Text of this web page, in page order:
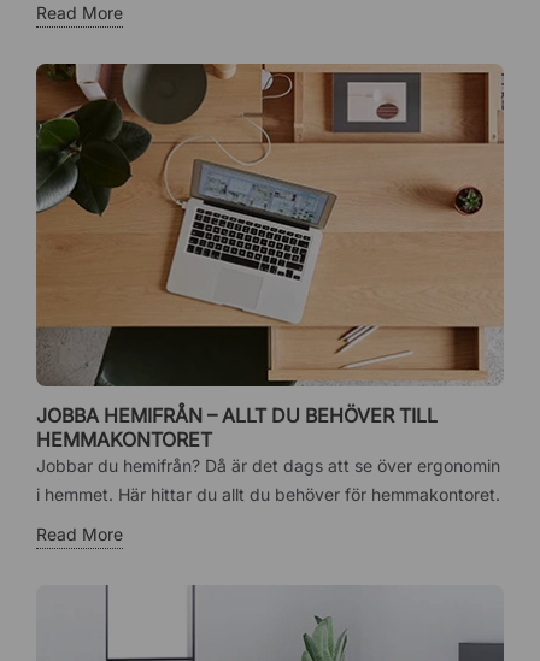
Read More
JOBBA HEMIFRÅN – ALLT DU BEHÖVER TILL
HEMMAKONTORET
Jobbar du hemifrån? Då är det dags att se över ergonomin
i hemmet. Här hittar du allt du behöver för hemmakontoret.
Read More